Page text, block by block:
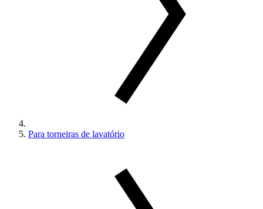
Para torneiras de lavatório